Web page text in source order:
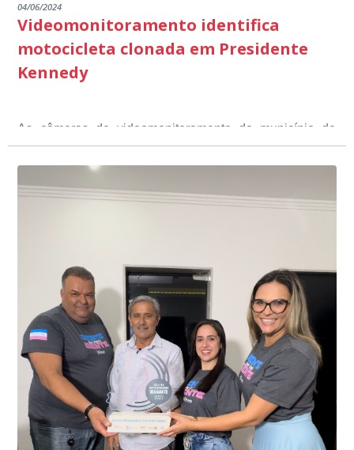
04/06/2024
Videomonitoramento identifica
motocicleta clonada em Presidente
Kennedy
As câmeras de videomonitoramento do município de
Presidente Kennedy identificaram neste fim de semana,
01 de junho, uma motocicleta com indícios de
adulteração, imediatamente, a central de
videomonitoramento acionou a Guarda Civil Municipal,
Durante a abordagem a adulteração foi comprovada,
através da conferência do Chassi, a motocicleta, bem
conta do sistema de videomonitoramento instalado
recentemente em todo o município de Presidente
Kennedy, o sistema é integrado com outros municípios
do país, sendo possível a identificação de veículos por
meio do cruzamento de informações, nesse caso
específico, com dados de uma cidade do Estado do Rio
de Janeiro.
“Mais de 100 câmeras foram instaladas na sede e no
interior de Presidente Kennedy, garantindo mais
segurança à população, seja nas ruas, no comércio, os
produtores agropecuários. Estamos no rumo certo,
parabéns a todos os servidores que contribuem para a
segurança da nossa cidade”, destaca o prefeito Dorlei
Fontão.